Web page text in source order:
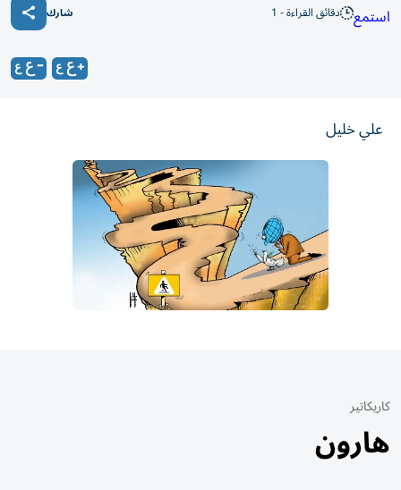
استمع دقائق القراءة - 1 شارك
علي خليل
كاريكاتير
هارون